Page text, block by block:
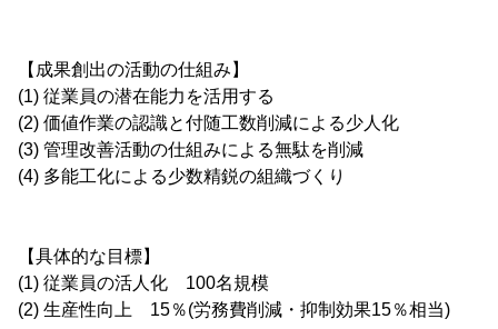
【成果創出の活動の仕組み】
(1) 従業員の潜在能力を活用する
(2) 価値作業の認識と付随工数削減による少人化
(3) 管理改善活動の仕組みによる無駄を削減
(4) 多能工化による少数精鋭の組織づくり
【具体的な目標】
(1) 従業員の活人化 100名規模
(2) 生産性向上 15％(労務費削減・抑制効果15％相当)